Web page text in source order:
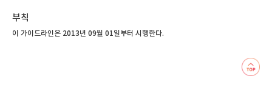
부칙
이 가이드라인은 2013년 09월 01일부터 시행한다.